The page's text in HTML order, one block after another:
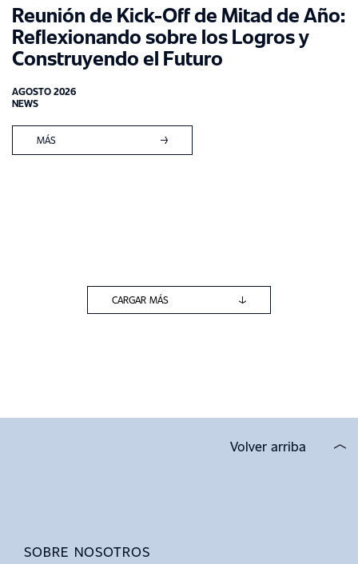
Reunión de Kick-Off de Mitad de Año:
Reflexionando sobre los Logros y
Construyendo el Futuro
AGOSTO 2026
NEWS
MÁS
CARGAR MÁS
Volver arriba
SOBRE NOSOTROS